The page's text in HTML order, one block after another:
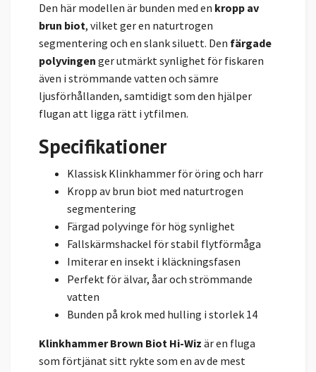
Den här modellen är bunden med en kropp av
brun biot, vilket ger en naturtrogen
segmentering och en slank siluett. Den färgade
polyvingen ger utmärkt synlighet för fiskaren
även i strömmande vatten och sämre
ljusförhållanden, samtidigt som den hjälper
flugan att ligga rätt i ytfilmen.
Specifikationer
Klassisk Klinkhammer för öring och harr
Kropp av brun biot med naturtrogen
segmentering
Färgad polyvinge för hög synlighet
Fallskärmshackel för stabil flytförmåga
Imiterar en insekt i kläckningsfasen
Perfekt för älvar, åar och strömmande
vatten
Bunden på krok med hulling i storlek 14
Klinkhammer Brown Biot Hi-Wiz är en fluga
som förtjänat sitt rykte som en av de mest